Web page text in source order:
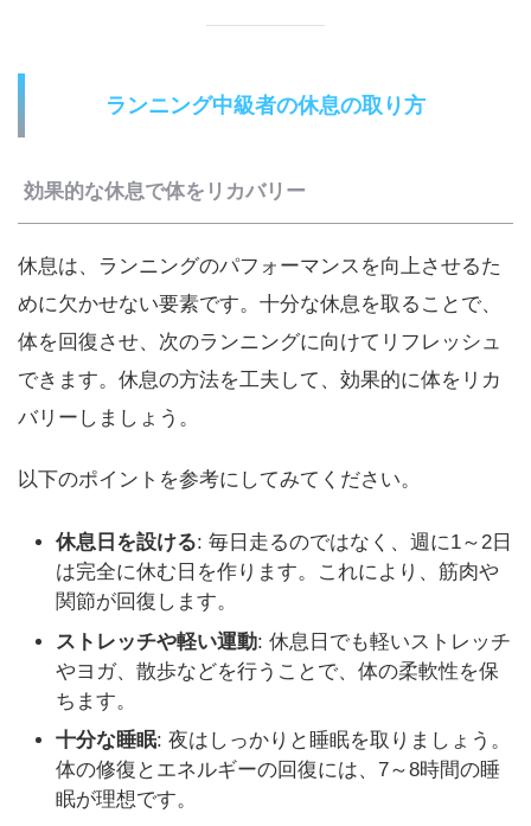
ランニング中級者の休息の取り方
効果的な休息で体をリカバリー
休息は、ランニングのパフォーマンスを向上させるた
めに欠かせない要素です。十分な休息を取ることで、
体を回復させ、次のランニングに向けてリフレッシュ
できます。休息の方法を工夫して、効果的に体をリカ
バリーしましょう。
以下のポイントを参考にしてみてください。
休息日を設ける: 毎日走るのではなく、週に1～2日
は完全に休む日を作ります。これにより、筋肉や
関節が回復します。
ストレッチや軽い運動: 休息日でも軽いストレッチ
やヨガ、散歩などを行うことで、体の柔軟性を保
ちます。
十分な睡眠: 夜はしっかりと睡眠を取りましょう。
体の修復とエネルギーの回復には、7～8時間の睡
眠が理想です。